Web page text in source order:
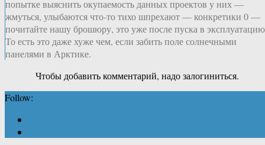
попытке выяснить окупаемость данных проектов у них —
жмуться, улыбаются что-то тихо шпрехают — конкретики 0 —
почитайте нашу брошюру, это уже после пуска в
То есть это даже хуже чем, если забить поле солнечными
панелями в Арктике.
Чтобы добавить комментарий, надо залогиниться.
Follow: